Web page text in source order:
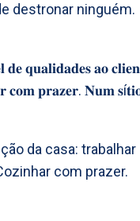
destronar ninguém.
𝐪𝐮𝐚𝐥𝐢𝐝𝐚𝐝𝐞𝐬 𝐚𝐨
𝐜𝐨𝐦 𝐩𝐫𝐚𝐳𝐞𝐫. 𝐍𝐮𝐦
da casa: trabalhar
com prazer.